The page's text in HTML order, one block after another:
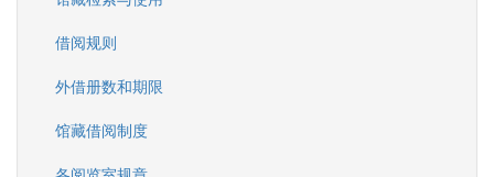
借阅规则
外借册数和期限
馆藏借阅制度